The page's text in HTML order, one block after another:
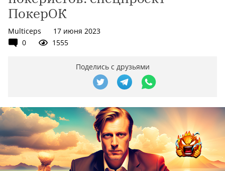
ПокерОК
Multiceps
17 июня 2023
0
1555
Поделись с друзьями